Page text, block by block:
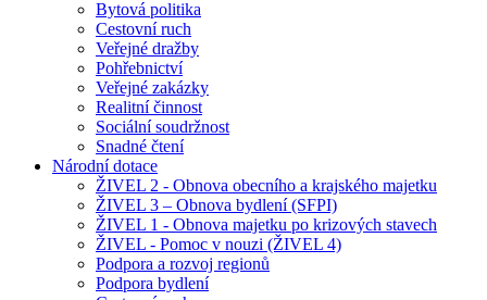
Bytová politika
Cestovní ruch
Veřejné dražby
Pohřebnictví
Veřejné zakázky
Realitní činnost
Sociální soudržnost
Snadné čtení
Národní dotace
ŽIVEL 2 - Obnova obecního a krajského majetku
ŽIVEL 3 – Obnova bydlení (SFPI)
ŽIVEL 1 - Obnova majetku po krizových stavech
ŽIVEL - Pomoc v nouzi (ŽIVEL 4)
Podpora a rozvoj regionů
Podpora bydlení